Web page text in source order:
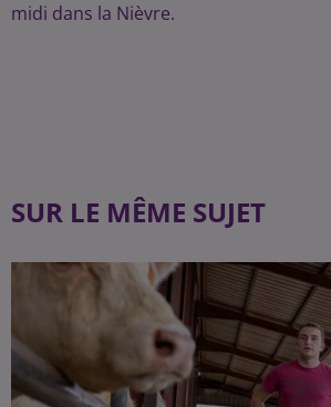
midi dans la Nièvre.
SUR LE MÊME SUJET